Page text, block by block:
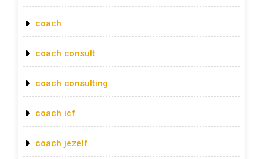
coach
coach consult
coach consulting
coach icf
coach jezelf